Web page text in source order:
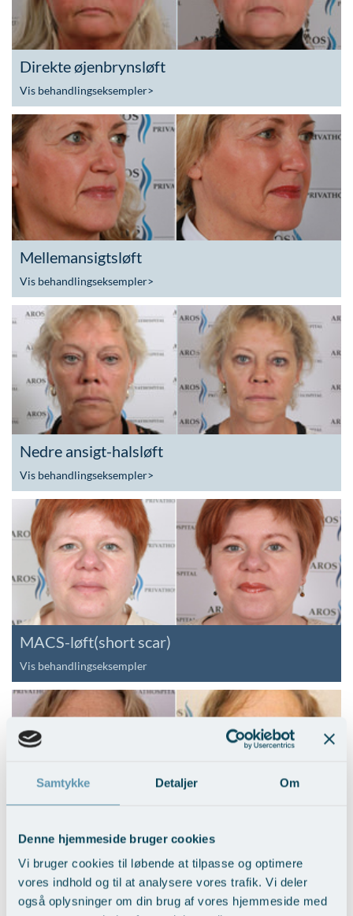
Samtykke Detaljer Om
Denne hjemmeside bruger cookies
Vi bruger cookies til løbende at tilpasse og optimere
vores indhold og til at analysere vores trafik. Vi deler
også oplysninger om din brug af vores hjemmeside med
Direkte øjenbrynsløft
Vis behandlingseksempler>
Mellemansigtsløft
Vis behandlingseksempler>
Nedre ansigt-halsløft
Vis behandlingseksempler>
MACS-løft(short scar)
Vis behandlingseksempler
Nedre ansigtsløft i kombi. med
mellemansigtsløft
Vis behandlingseksempler